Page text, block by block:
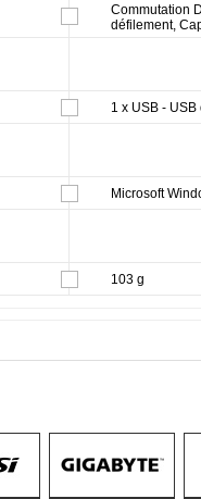
Commutation
défilement,
1 x USB -
Microsoft
103 g